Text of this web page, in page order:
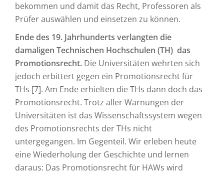
bekommen und damit das Recht, Professoren als
Prüfer auswählen und einsetzen zu können.
Ende des 19. Jahrhunderts verlangten die
damaligen Technischen Hochschulen (TH) das
Promotionsrecht. Die Universitäten wehrten sich
jedoch erbittert gegen ein Promotionsrecht für
THs [7]. Am Ende erhielten die THs dann doch das
Promotionsrecht. Trotz aller Warnungen der
Universitäten ist das Wissenschaftssystem wegen
des Promotionsrechts der THs nicht
untergegangen. Im Gegenteil. Wir erleben heute
eine Wiederholung der Geschichte und lernen
daraus: Das Promotionsrecht für HAWs wird